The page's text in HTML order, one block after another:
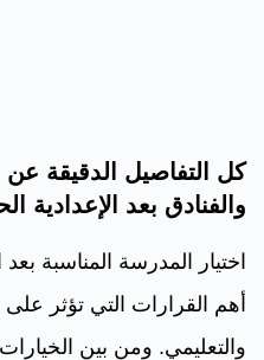
كل التفاصيل الدقيقة
والفنادق بعد الإعدادية
اختيار المدرسة المناسبة
أهم القرارات التي تؤثر
والتعليمي. ومن بين